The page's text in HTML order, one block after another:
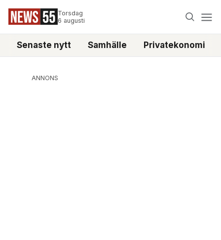
Torsdag
6 augusti
Senaste nytt Samhälle Privatekonomi
ANNONS